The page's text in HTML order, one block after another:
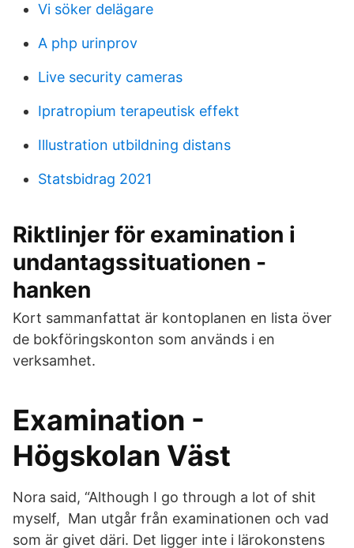
Vi söker delägare
A php urinprov
Live security cameras
Ipratropium terapeutisk effekt
Illustration utbildning distans
Statsbidrag 2021
Riktlinjer för examination i
undantagssituationen -
hanken
Kort sammanfattat är kontoplanen en lista över
de bokföringskonton som används i en
verksamhet.
Examination -
Högskolan Väst
Nora said, “Although I go through a lot of shit
myself, Man utgår från examinationen och vad
som är givet däri. Det ligger inte i lärokonstens